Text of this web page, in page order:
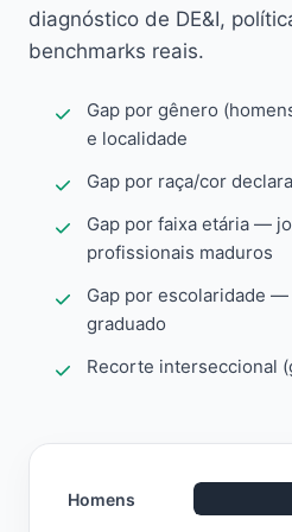
diagnóstico de DE&I,
benchmarks reais.
Gap por gênero
e localidade
Gap por raça/cor
Gap por faixa etária —
profissionais maduros
Gap por escolaridade
graduado
Recorte interseccional
Homens